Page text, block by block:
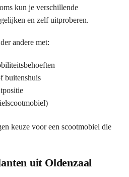
kun je verschillende
en zelf uitproberen.
andere met:
buitenshuis
keuze voor een scootmobiel die
uit Oldenzaal